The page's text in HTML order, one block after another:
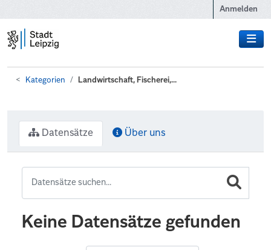
Anmelden
Kategorien Landwirtschaft, Fischerei,...
Datensätze Über uns
Keine Datensätze gefunden